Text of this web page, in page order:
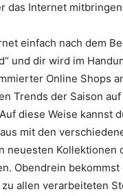
das Internet
einfach nach dem
und dir wird im
Online Shops
Trends der Saison
diese Weise kannst
mit den
neuesten Kollektionen
Obendrein
allen verarbeiteten